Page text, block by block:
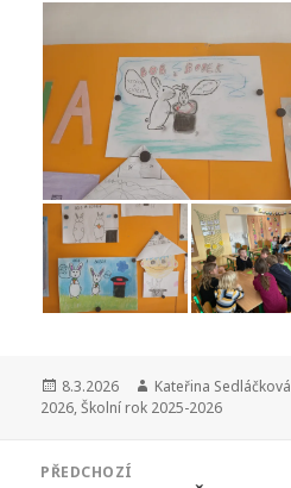
Publikováno:
8.3.2026 Autor:
Kateřina Sedláčková
2026,Školní rok 2025-2026
PŘEDCHOZÍ